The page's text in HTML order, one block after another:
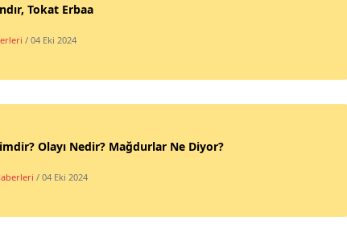
Tokat Erbaa
/ 04 Eki 2024
Olayı Nedir? Mağdurlar Ne Diyor?
/ 04 Eki 2024